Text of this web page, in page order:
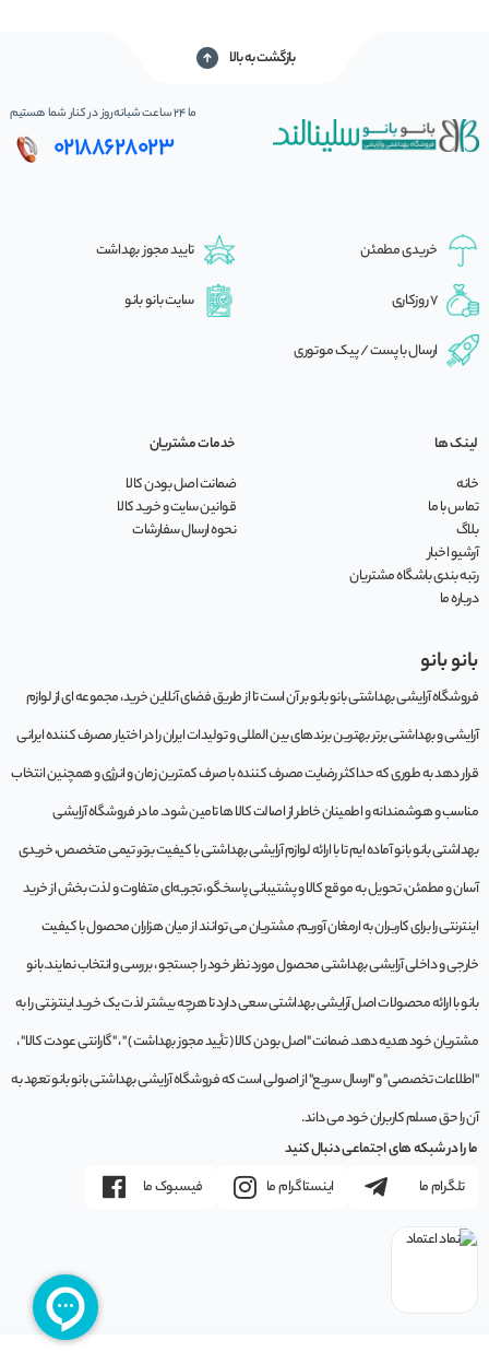
بازگشت به بالا
ما 24 ساعت شبانه‌روز در کنار شما هستیم
02188628023
خریدی مطمئن تایید مجوز بهداشت
7 روزکاری سایت بانو بانو
ارسال با پست / پیک موتوری
لینک ها
خانه
تماس با ما
بلاگ
آرشیو اخبار
رتبه بندی باشگاه مشتریان
درباره ما
خدمات مشتریان
ضمانت اصل بودن کالا
قوانین سایت و خرید کالا
نحوه ارسال سفارشات
بانو بانو
فروشگاه آرایشی بهداشتی بانو بانو بر آن است تا از طریق فضای آنلاین خرید، مجموعه‌ ای از لوازم
آرایشی و بهداشتی برتر بهترین برندهای بین المللی و تولیدات ایران را در اختیار مصرف کننده ایرانی
قرار دهد به طوری که حداکثر رضایت مصرف کننده با صرف کمترین زمان و انرژی و همچنین انتخاب
مناسب و هوشمندانه و اطمینان خاطر از اصالت کالا ها تامین شود. ما در فروشگاه آرایشی
بهداشتی بانو بانو آماده ایم تا با ارائه لوازم آرایشی بهداشتی با کیفیت برتر، تیمی متخصص، خریدی
آسان و مطمئن، تحویل به موقع کالا و پشتیبانی پاسخگو، تجربه‌ای متفاوت و لذت بخش از خرید
اینترنتی را برای کاربران به ارمغان آوریم. مشتريان می توانند از ميان هزاران محصول با کيفيت
خارجی و داخلی آرایشی بهداشتی محصول مورد نظر خود را جستجو ، بررسی و انتخاب نمايند.بانو
بانو با ارائه محصولات اصل آرایشی بهداشتی سعی دارد تا هرچه بیشتر لذت یک خرید اینترنتی را به
مشتریان خود هدیه دهد. ضمانت "اصل بودن کالا ( تأیید مجوز بهداشت ) " ، "گارانتی عودت کالا" ،
"اطلاعات تخصصی" و "ارسال سریع" از اصولی است که فروشگاه آرایشی بهداشتی بانو بانو تعهد به
آن را حق مسلم کاربران خود می داند.
ما را در شبکه های اجتماعی دنبال کنید
تلگرام ما
اینستاگرام ما فیسبوک ما